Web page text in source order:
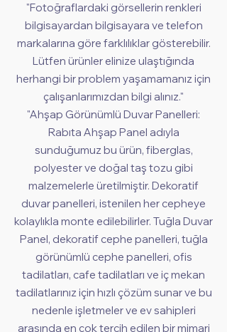
"Fotoğraflardaki görsellerin renkleri
bilgisayardan bilgisayara ve telefon
markalarına göre farklılıklar gösterebilir.
Lütfen ürünler elinize ulaştığında
herhangi bir problem yaşamamanız için
çalışanlarımızdan bilgi alınız."
"Ahşap Görünümlü Duvar Panelleri:
Rabıta Ahşap Panel adıyla
sunduğumuz bu ürün, fiberglas,
polyester ve doğal taş tozu gibi
malzemelerle üretilmiştir. Dekoratif
duvar panelleri, istenilen her cepheye
kolaylıkla monte edilebilirler. Tuğla Duvar
Panel, dekoratif cephe panelleri, tuğla
görünümlü cephe panelleri, ofis
tadilatları, cafe tadilatları ve iç mekan
tadilatlarınız için hızlı çözüm sunar ve bu
nedenle işletmeler ve ev sahipleri
arasında en çok tercih edilen bir mimari